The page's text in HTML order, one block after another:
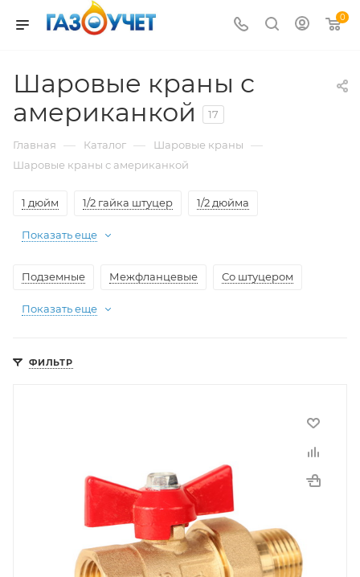
0
Шаровые краны с
американкой
17
Главная — Каталог — Шаровые краны —
Шаровые краны с американкой
1 дюйм 1/2 гайка штуцер 1/2 дюйма
Показать еще
Подземные Межфланцевые Со штуцером
Показать еще
ФИЛЬТР